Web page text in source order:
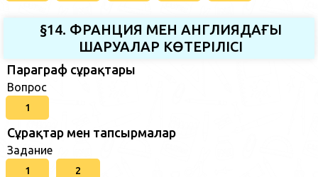
§14. ФРАНЦИЯ МЕН АНГЛИЯДАҒЫ
ШАРУАЛАР КӨТЕРІЛІСІ
Параграф сұрақтары
Вопрос
1
Сұрақтар мен тапсырмалар
Задание
1 2